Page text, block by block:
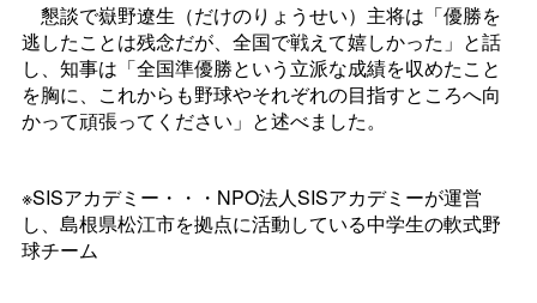
懇談で嶽野遼生（だけのりょうせい）主将は「優勝を
逃したことは残念だが、全国で戦えて嬉しかった」と話
し、知事は「全国準優勝という立派な成績を収めたこと
を胸に、これからも野球やそれぞれの目指すところへ向
かって頑張ってください」と述べました。
※SISアカデミー・・・NPO法人SISアカデミーが運営
し、島根県松江市を拠点に活動している中学生の軟式野
球チーム